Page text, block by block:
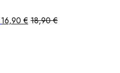
16,90€ 18,90€